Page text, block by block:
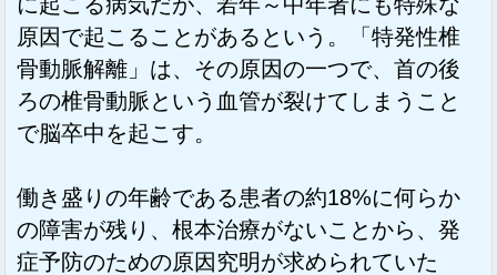
原因で起こることがあるという。「特発性椎
骨動脈解離」は、その原因の一つで、首の後
ろの椎骨動脈という血管が裂けてしまうこと
で脳卒中を起こす。
働き盛りの年齢である患者の約18%に何らか
の障害が残り、根本治療がないことから、発
症予防のための原因究明が求められていた